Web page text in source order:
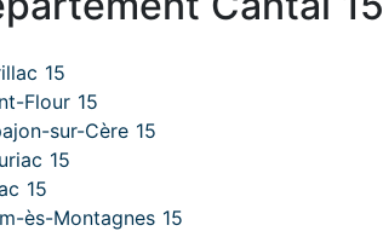
15
Flour 15
sur-Cère 15
15
15
ès-Montagnes 15